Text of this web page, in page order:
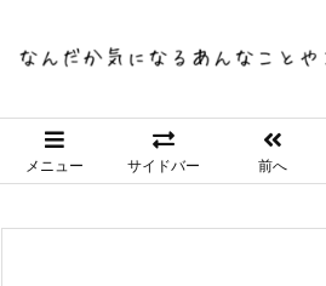
メニュー サイドバー 前へ